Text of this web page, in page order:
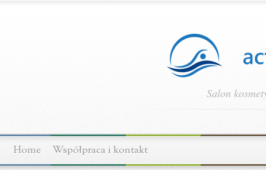
Salon
Home Współpraca i kontakt